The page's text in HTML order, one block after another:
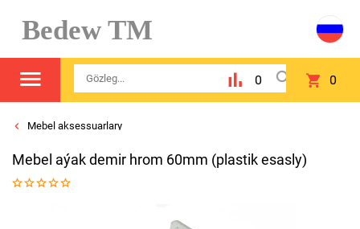
Bedew TM
0 0
Mebel aksessuarlary
Mebel aýak demir hrom 60mm (plastik esasly)